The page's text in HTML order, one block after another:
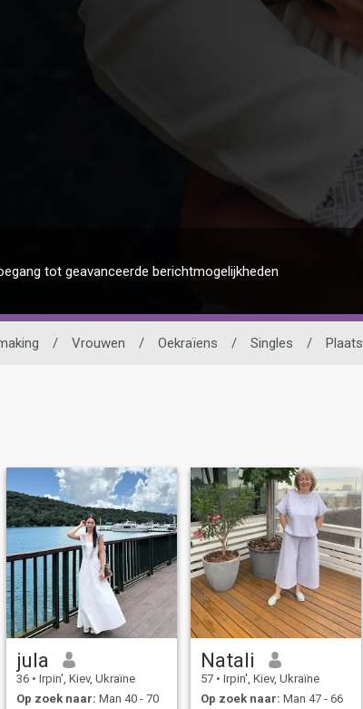
tot geavanceerde berichtmogelijkheden
/ Vrouwen / Oekraïens / Singles / Plaats
jula
36 • Irpin', Kiev, Ukraïne
Op zoek naar: Man 40 - 70
Natali
57 • Irpin', Kiev, Ukraïne
Op zoek naar: Man 47 - 66